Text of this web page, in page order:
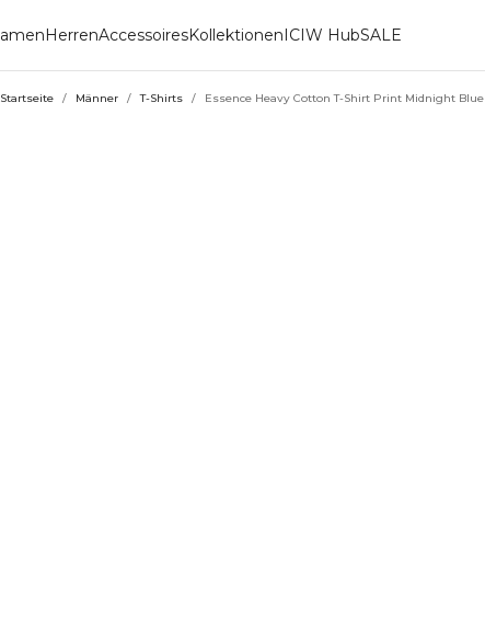
HerrenAccessoiresKollektionenICIW HubSALE
Startseite / Männer / T-Shirts / Essence Heavy Cotton T-Shirt Print Midnight Blue